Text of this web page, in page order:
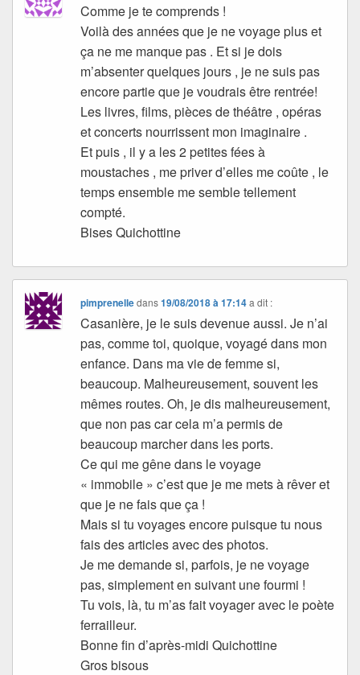
Comme je te comprends !
Voilà des années que je ne voyage plus et
ça ne me manque pas . Et si je dois
m’absenter quelques jours , je ne suis pas
encore partie que je voudrais être rentrée!
Les livres, films, pièces de théâtre , opéras
et concerts nourrissent mon imaginaire .
Et puis , il y a les 2 petites fées à
moustaches , me priver d’elles me coûte , le
temps ensemble me semble tellement
compté.
Bises Quichottine
pimprenelledans19/08/2018 à 17:14 a dit :
Casanière, je le suis devenue aussi. Je n’ai
pas, comme toi, quoique, voyagé dans mon
enfance. Dans ma vie de femme si,
beaucoup. Malheureusement, souvent les
mêmes routes. Oh, je dis malheureusement,
que non pas car cela m’a permis de
beaucoup marcher dans les ports.
Ce qui me gêne dans le voyage
« immobile » c’est que je me mets à rêver et
que je ne fais que ça !
Mais si tu voyages encore puisque tu nous
fais des articles avec des photos.
Je me demande si, parfois, je ne voyage
pas, simplement en suivant une fourmi !
Tu vois, là, tu m’as fait voyager avec le poète
ferrailleur.
Bonne fin d’après-midi Quichottine
Gros bisous